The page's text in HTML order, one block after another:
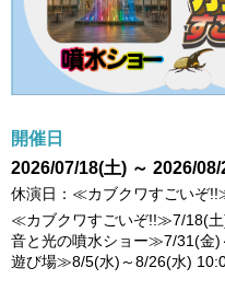
開催日
2026/07/18(土) ～ 2026/08/
休演日：≪カブクワすごいぞ
≪カブクワすごいぞ!!≫7/18(
音と光の噴水ショー≫7/31(金
遊び場≫8/5(水)～8/26(水)